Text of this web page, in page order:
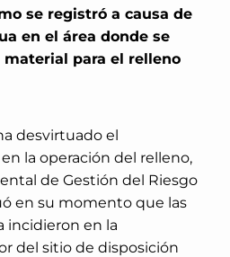
se registró a causa de
en el área donde se
para el relleno
desvirtuado el
la operación del relleno,
de Gestión del Riesgo
en su momento que las
incidieron en la
del sitio de disposición